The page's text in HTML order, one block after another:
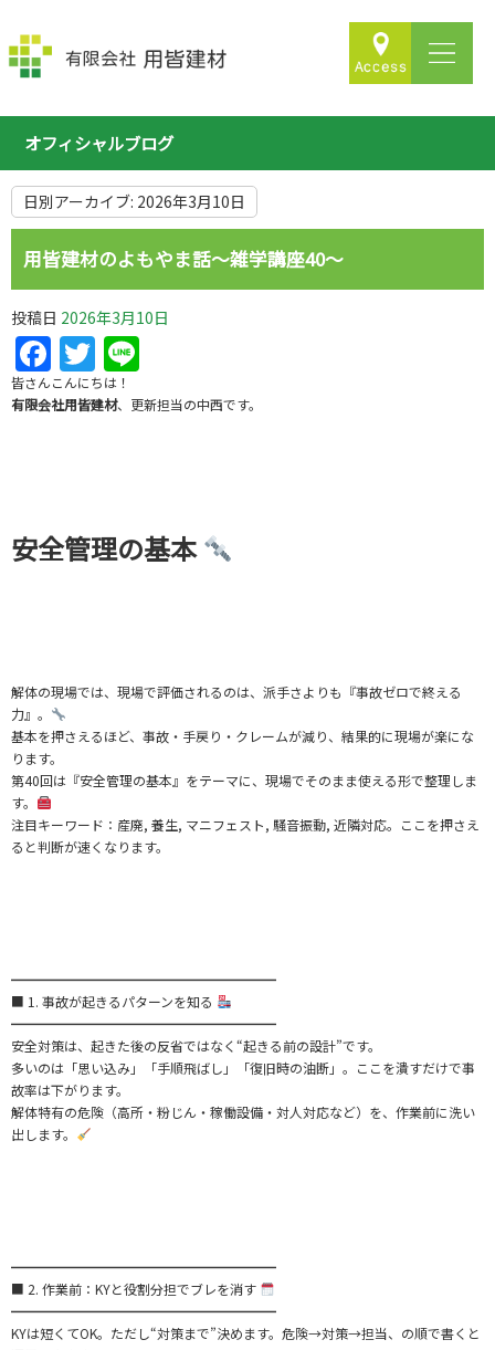
オフィシャルブログ
日別アーカイブ: 2026年3月10日
用皆建材のよもやま話～雑学講座40～
投稿日 2026年3月10日
Facebook
Twitter
皆さんこんにちは！
有限会社用皆建材、更新担当の中西です。
安全管理の基本
解体の現場では、現場で評価されるのは、派手さよりも『事故ゼロで終える
力』。
基本を押さえるほど、事故・手戻り・クレームが減り、結果的に現場が楽にな
ります。
第40回は『安全管理の基本』をテーマに、現場でそのまま使える形で整理しま
す。
注目キーワード：産廃, 養生, マニフェスト, 騒音振動, 近隣対応。ここを押さえ
ると判断が速くなります。
━━━━━━━━━━━━━━━━━━━━
■ 1. 事故が起きるパターンを知る
━━━━━━━━━━━━━━━━━━━━
安全対策は、起きた後の反省ではなく“起きる前の設計”です。
多いのは「思い込み」「手順飛ばし」「復旧時の油断」。ここを潰すだけで事
故率は下がります。
解体特有の危険（高所・粉じん・稼働設備・対人対応など）を、作業前に洗い
出します。
━━━━━━━━━━━━━━━━━━━━
■ 2. 作業前：KYと役割分担でブレを消す
━━━━━━━━━━━━━━━━━━━━
KYは短くてOK。ただし“対策まで”決めます。危険→対策→担当、の順で書くと